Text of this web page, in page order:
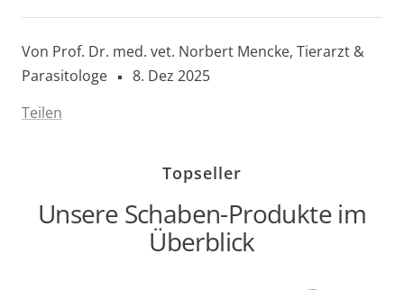
Von Prof. Dr. med. vet. Norbert Mencke, Tierarzt &
Parasitologe
8. Dez 2025
Teilen
Topseller
Unsere Schaben-Produkte im
Überblick